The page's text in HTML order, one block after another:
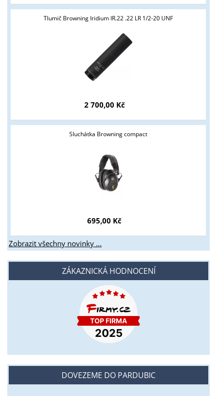
Tlumič Browning Iridium IR.22 .22 LR 1/2-20 UNF
2 700,00 Kč
Sluchátka Browning compact
695,00 Kč
Zobrazit všechny novinky ...
ZÁKAZNICKÁ HODNOCENÍ
DOVEZEME DO PARDUBIC
Tyto stránky jsou určeny pouze odborné veřejnosti od 18 let a
podnikatelům v oblasti zbraně a střelivo. Splňujete tyto
podmínky?